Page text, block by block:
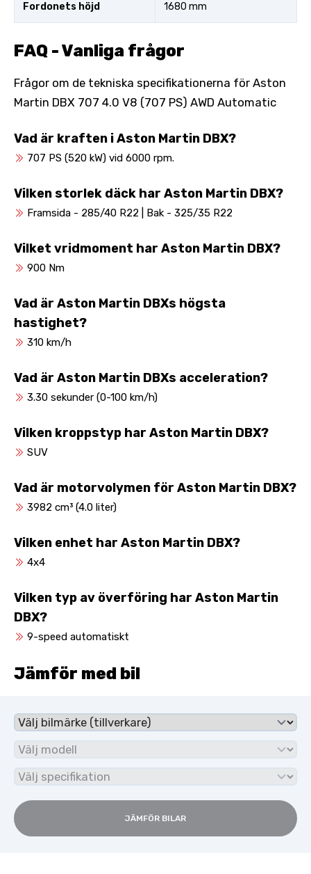
Fordonets höjd 1680 mm
FAQ - Vanliga frågor
Frågor om de tekniska specifikationerna för Aston
Martin DBX 707 4.0 V8 (707 PS) AWD Automatic
Vad är kraften i Aston Martin DBX?
707 PS (520 kW) vid 6000 rpm.
Vilken storlek däck har Aston Martin DBX?
Framsida - 285/40 R22 | Bak - 325/35 R22
Vilket vridmoment har Aston Martin DBX?
900 Nm
Vad är Aston Martin DBXs högsta
hastighet?
310 km/h
Vad är Aston Martin DBXs acceleration?
3.30 sekunder (0-100 km/h)
Vilken kroppstyp har Aston Martin DBX?
SUV
Vad är motorvolymen för Aston Martin DBX?
3982 cm³ (4.0 liter)
Vilken enhet har Aston Martin DBX?
4x4
Vilken typ av överföring har Aston Martin
DBX?
9-speed automatiskt
Jämför med bil
JÄMFÖR BILAR